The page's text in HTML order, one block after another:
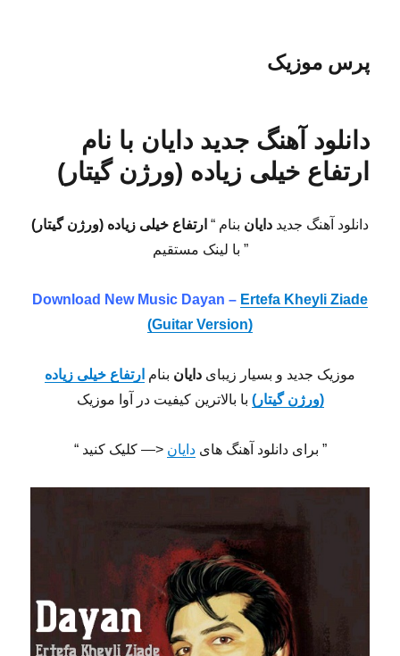
پرس موزیک
دانلود آهنگ جدید دایان با نام
ارتفاع خیلی زیاده (ورژن گیتار)
دانلود آهنگ جدید دایان بنام “ ارتفاع خیلی زیاده (ورژن گیتار)
” با لینک مستقیم
Download New Music Dayan – Ertefa Kheyli Ziade
(Guitar Version)
موزیک جدید و بسیار زیبای دایان بنام ارتفاع خیلی زیاده
(ورژن گیتار) با بالاترین کیفیت در آوا موزیک
” برای دانلود آهنگ هایدایان <— کلیک کنید “